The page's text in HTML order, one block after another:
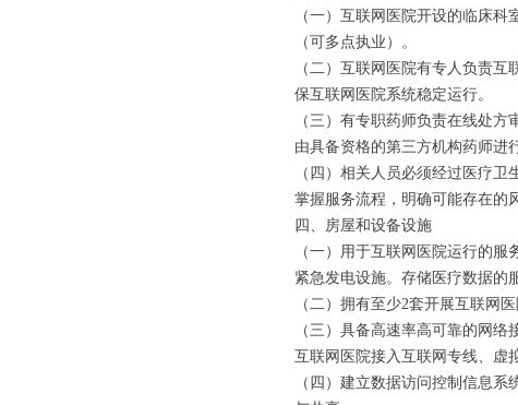
（一）互联网医院开设的临床
（可多点执业）。
（二）互联网医院有专人负责
保互联网医院系统稳定运行。
（三）有专职药师负责在线处
由具备资格的第三方机构药师进
（四）相关人员必须经过医疗
掌握服务流程，明确可能存在的
四、房屋和设备设施
（一）用于互联网医院运行的
紧急发电设施。存储医疗数据的
（二）拥有至少2套开展互联网
（三）具备高速率高可靠的网
互联网医院接入互联网专线、虚
（四）建立数据访问控制信息